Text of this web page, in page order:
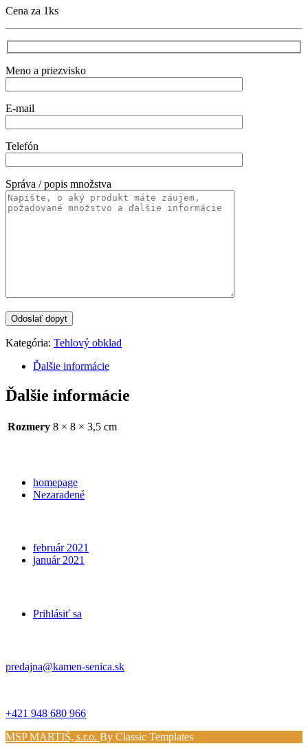
Cena za 1ks
Meno a priezvisko
E-mail
Telefón
Správa / popis množstva
Kategória: Tehlový obklad
Ďalšie informácie
Ďalšie informácie
Rozmery 8 × 8 × 3,5 cm
homepage
Nezaradené
február 2021
január 2021
Prihlásiť sa
predajna@kamen-senica.sk
+421 948 680 966
MSP MARTIŠ, s.r.o. By Classic Templates